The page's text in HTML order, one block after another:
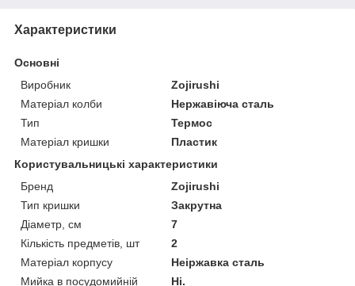
Характеристики
Основні
Виробник
Zojirushi
Матеріал колби
Нержавіюча сталь
Тип
Термос
Матеріал кришки
Пластик
Користувальницькі характеристики
Бренд
Zojirushi
Тип кришки
Закрутна
Діаметр, см
7
Кількість предметів, шт
2
Матеріал корпусу
Неіржавка сталь
Мийка в посудомийній
Ні.